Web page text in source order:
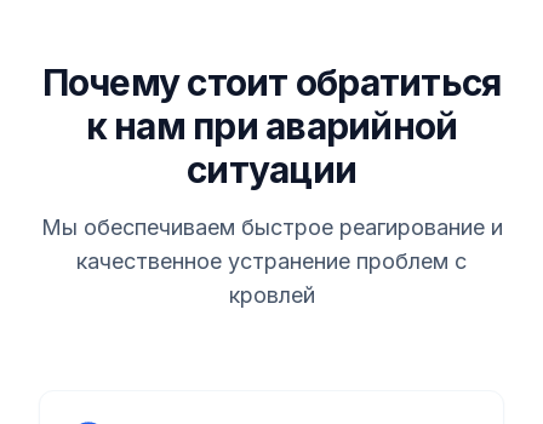
Почему стоит обратиться
к нам при аварийной
ситуации
Мы обеспечиваем быстрое реагирование и
качественное устранение проблем с
кровлей